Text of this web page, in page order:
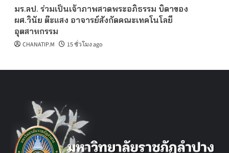
มร.ลป. ร่วมเป็นเจ้าภาพสวดพระอภิธรรม บิดาของ
ผศ.วินัย ต๊ะแสง อาจารย์สังกัดคณะเทคโนโลยี
อุตสาหกรรม
CHANATIP.M 15 ชั่วโมง ago